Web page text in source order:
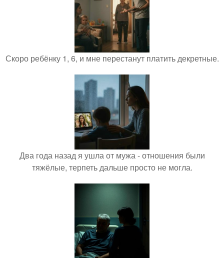
Скоро ребёнку 1, 6, и мне перестанут платить декретные.
Два года назад я ушла от мужа - отношения были
тяжёлые, терпеть дальше просто не могла.